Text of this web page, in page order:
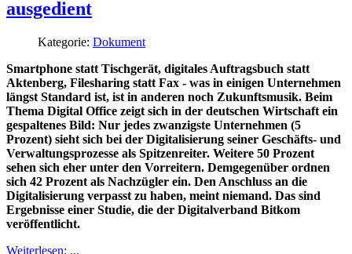
ausgedient
Kategorie: Dokument
Smartphone statt Tischgerät, digitales Auftragsbuch statt
Aktenberg, Filesharing statt Fax - was in einigen Unternehmen
längst Standard ist, ist in anderen noch Zukunftsmusik. Beim
Thema Digital Office zeigt sich in der deutschen Wirtschaft ein
gespaltenes Bild: Nur jedes zwanzigste Unternehmen (5
Prozent) sieht sich bei der Digitalisierung seiner Geschäfts- und
Verwaltungsprozesse als Spitzenreiter. Weitere 50 Prozent
sehen sich eher unter den Vorreitern. Demgegenüber ordnen
sich 42 Prozent als Nachzügler ein. Den Anschluss an die
Digitalisierung verpasst zu haben, meint niemand. Das sind
Ergebnisse einer Studie, die der Digitalverband Bitkom
veröffentlicht.
Weiterlesen: ...